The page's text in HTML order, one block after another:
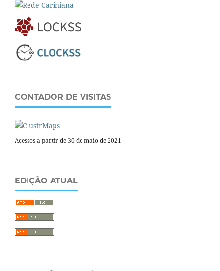
CONTADOR DE VISITAS
Acessos a partir de 30 de maio de 2021
EDIÇÃO ATUAL